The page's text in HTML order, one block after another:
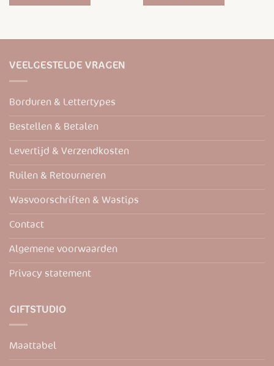
heeft
variaties.
kan
worden
de
heeft
VEELGESTELDE VRAGEN
Borduren & Lettertypes
Bestellen & Betalen
Levertijd & Verzendkosten
Ruilen & Retourneren
Wasvoorschriften & Wastips
Contact
Algemene voorwaarden
Privacy statement
GIFTSTUDIO
Maattabel